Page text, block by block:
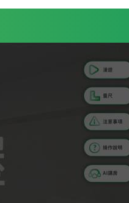
3.4分鐘 /247m
分鐘 /339m
分鐘 / 392m
分鐘 / 453m
分鐘 /453m
分鐘 /565m
分鐘 /583m